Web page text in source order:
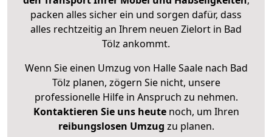
packen alles sicher ein und sorgen dafür, dass
alles rechtzeitig an Ihrem neuen Zielort in Bad
Tölz ankommt.
Wenn Sie einen Umzug von Halle Saale nach Bad
Tölz planen, zögern Sie nicht, unsere
professionelle Hilfe in Anspruch zu nehmen.
Kontaktieren Sie uns heutenoch, um Ihren
reibungslosen Umzug zu planen.